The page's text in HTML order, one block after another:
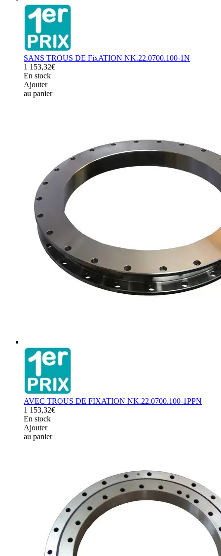
SANS TROUS DE FixATION NK.22.0700.100-1N
1 153,32€
En stock
Ajouter
au panier
AVEC TROUS DE FIXATION NK.22.0700.100-1PPN
1 153,32€
En stock
Ajouter
au panier